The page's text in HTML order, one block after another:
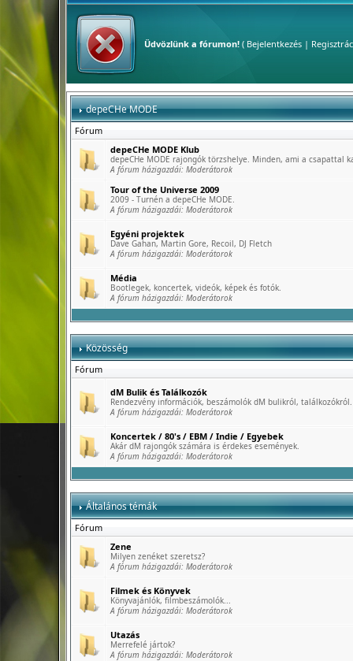
Üdvözlünk a fórumon!( Bejelentkezés|
depeCHe MODE
Fórum
depeCHe MODE Klub
depeCHe MODE rajongók törzshelye. Minden, ami a csapattal
A fórum házigazdái: Moderátorok
Tour of the Universe 2009
2009 - Turnén a depeCHe MODE.
A fórum házigazdái: Moderátorok
Egyéni projektek
Dave Gahan, Martin Gore, Recoil, DJ Fletch
A fórum házigazdái: Moderátorok
Média
Bootlegek, koncertek, videók, képek és fotók.
A fórum házigazdái: Moderátorok
Közösség
Fórum
dM Bulik és Találkozók
Rendezvény információk, beszámolók dM bulikról, találkozókról.
A fórum házigazdái: Moderátorok
Koncertek / 80's / EBM / Indie / Egyebek
Akár dM rajongók számára is érdekes események.
A fórum házigazdái: Moderátorok
Általános témák
Fórum
Zene
Milyen zenéket szeretsz?
A fórum házigazdái: Moderátorok
Filmek és Könyvek
Könyvajánlók, filmbeszámolók...
A fórum házigazdái: Moderátorok
Utazás
Merrefelé jártok?
A fórum házigazdái: Moderátorok